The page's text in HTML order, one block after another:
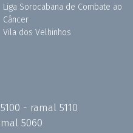
Liga Sorocabana de Combate ao
Câncer
Vila dos Velhinhos
- ramal 5110
5060